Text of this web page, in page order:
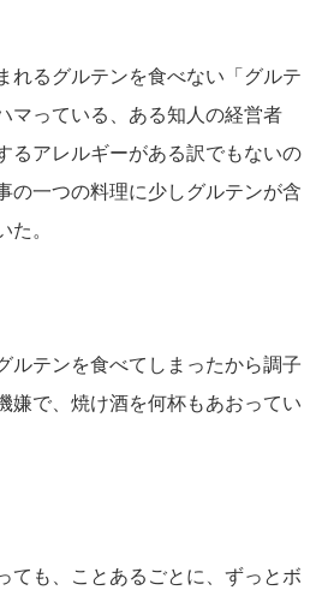
れるグルテンを食べない「グルテ
マっている、ある知人の経営者
るアレルギーがある訳でもないの
の一つの料理に少しグルテンが含
た。
ルテンを食べてしまったから調子
嫌で、焼け酒を何杯もあおってい
ても、ことあるごとに、ずっとボ